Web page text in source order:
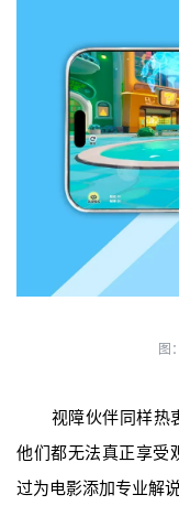
图
视障伙伴同样热
他们都无法真正享受
过为电影添加专业解